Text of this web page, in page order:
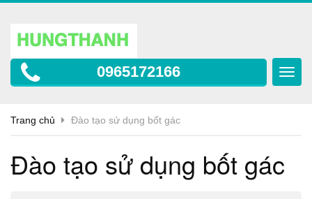
0965172166
Trang chủ Đào tạo sử dụng bốt gác
Đào tạo sử dụng bốt gác